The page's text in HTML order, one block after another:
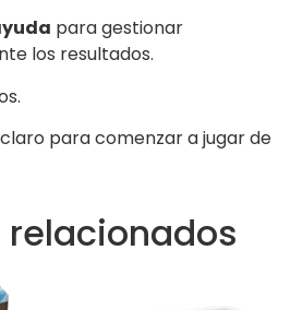
para gestionar
los resultados.
claro para comenzar a jugar de
relacionados